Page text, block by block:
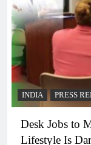
INDIA PRESS
Desk Jobs to
Lifestyle Is